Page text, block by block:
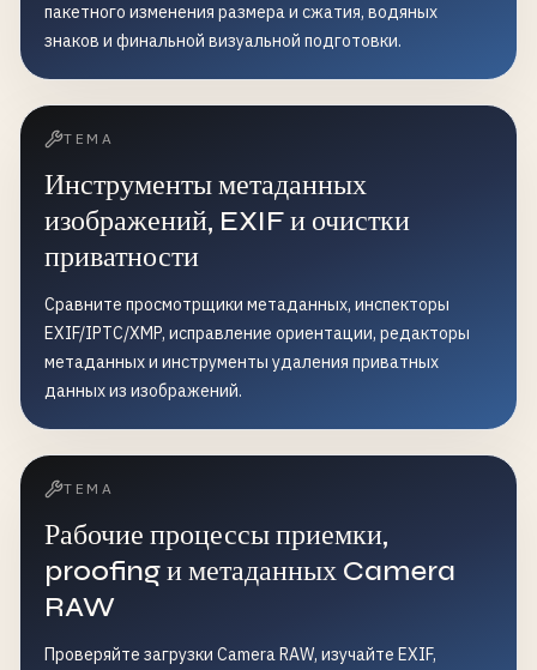
пакетного изменения размера и сжатия, водяных
знаков и финальной визуальной подготовки.
ТЕМА
Инструменты метаданных
изображений, EXIF и очистки
приватности
Сравните просмотрщики метаданных, инспекторы
EXIF/IPTC/XMP, исправление ориентации, редакторы
метаданных и инструменты удаления приватных
данных из изображений.
ТЕМА
Рабочие процессы приемки,
proofing и метаданных Camera
RAW
Проверяйте загрузки Camera RAW, изучайте EXIF,